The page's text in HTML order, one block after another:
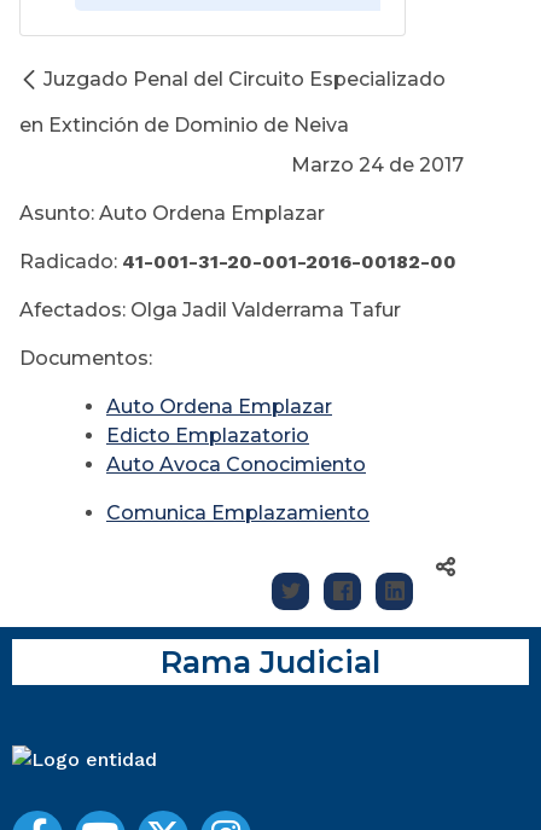
Juzgado Penal del Circuito Especializado
en Extinción de Dominio de Neiva
Marzo 24 de 2017
Asunto: Auto Ordena Emplazar
Radicado: 41-001-31-20-001-2016-00182-00
Afectados: Olga Jadil Valderrama Tafur
Documentos:
Auto Ordena Emplazar
Edicto Emplazatorio
Auto Avoca Conocimiento
Comunica Emplazamiento
Rama Judicial